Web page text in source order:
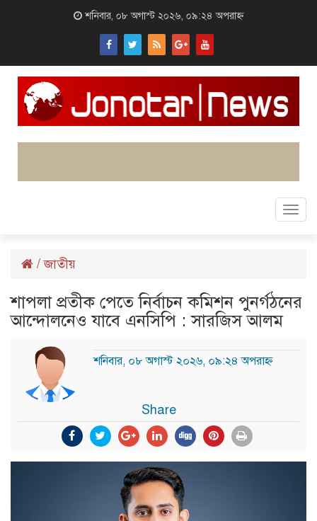
শনিবার, ০৮ অগাস্ট ২০২৬, ০৯:২৪ অপরাহ্ন
/জাতীয়
শাপলা প্রতীক পেতে নির্বাচন কমিশন পুনর্গঠনের
আন্দোলনেও যাবে এনসিপি : সারজিস আলম
শনিবার, ০৮ অগাস্ট ২০২৬, ০৯:২৪ অপরাহ্ন
Share